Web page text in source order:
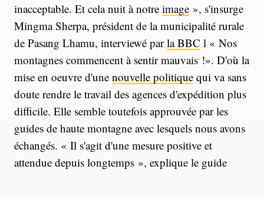
inacceptable. Et cela nuit à notre image », s'insurge
Mingma Sherpa, président de la municipalité rurale
de Pasang Lhamu, interviewé parla BBC l « Nos
montagnes commencent à sentir mauvais !». D'où la
mise en oeuvre d'une nouvelle politique qui va sans
doute rendre le travail des agences d'expédition plus
difficile. Elle semble toutefois approuvée par les
guides de haute montagne avec lesquels nous avons
échangés. « Il s'agit d'une mesure positive et
attendue depuis longtemps », explique le guide